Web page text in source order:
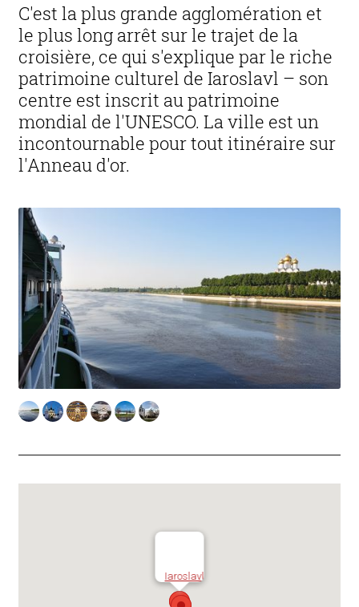
C'est la plus grande agglomération et
le plus long arrêt sur le trajet de la
croisière, ce qui s'explique par le riche
patrimoine culturel de Iaroslavl – son
centre est inscrit au patrimoine
mondial de l'UNESCO. La ville est un
incontournable pour tout itinéraire sur
l'Anneau d'or.
Iaroslavl